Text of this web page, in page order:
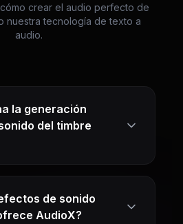
crear el audio perfecto de
nuestra tecnología de texto a
audio.
la generación
del timbre
de sonido
AudioX?